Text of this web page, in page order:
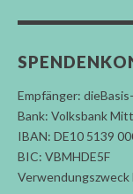
Empfänger:
Bank: Volksbank
IBAN: DE10 5139
BIC: VBMHDE5F